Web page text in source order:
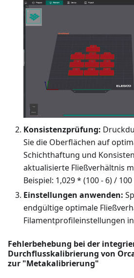
Konsistenzprüfung:
Sie die Oberflächen auf
Schichthaftung und
aktualisierte Fließverhältnis
Beispiel: 1,029 * (100 - 6) / 100
Einstellungen anwenden:
endgültige optimale
Filamentprofileinstellungen in
Fehlerbehebung bei der
Durchflusskalibrierung von
zur "Metakalibrierung"